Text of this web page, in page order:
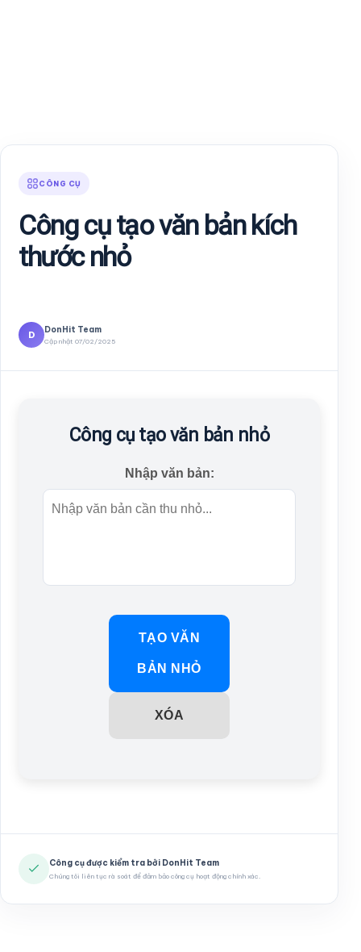
CÔNG CỤ
Công cụ tạo văn bản kích
thước nhỏ
D DonHit Team
Cập nhật 07/02/2025
Công cụ tạo văn bản nhỏ
Nhập văn bản:
TẠO VĂN
BẢN NHỎ
XÓA
Công cụ được kiểm tra bởi DonHit Team
Chúng tôi liên tục rà soát để đảm bảo công cụ hoạt động chính xác.